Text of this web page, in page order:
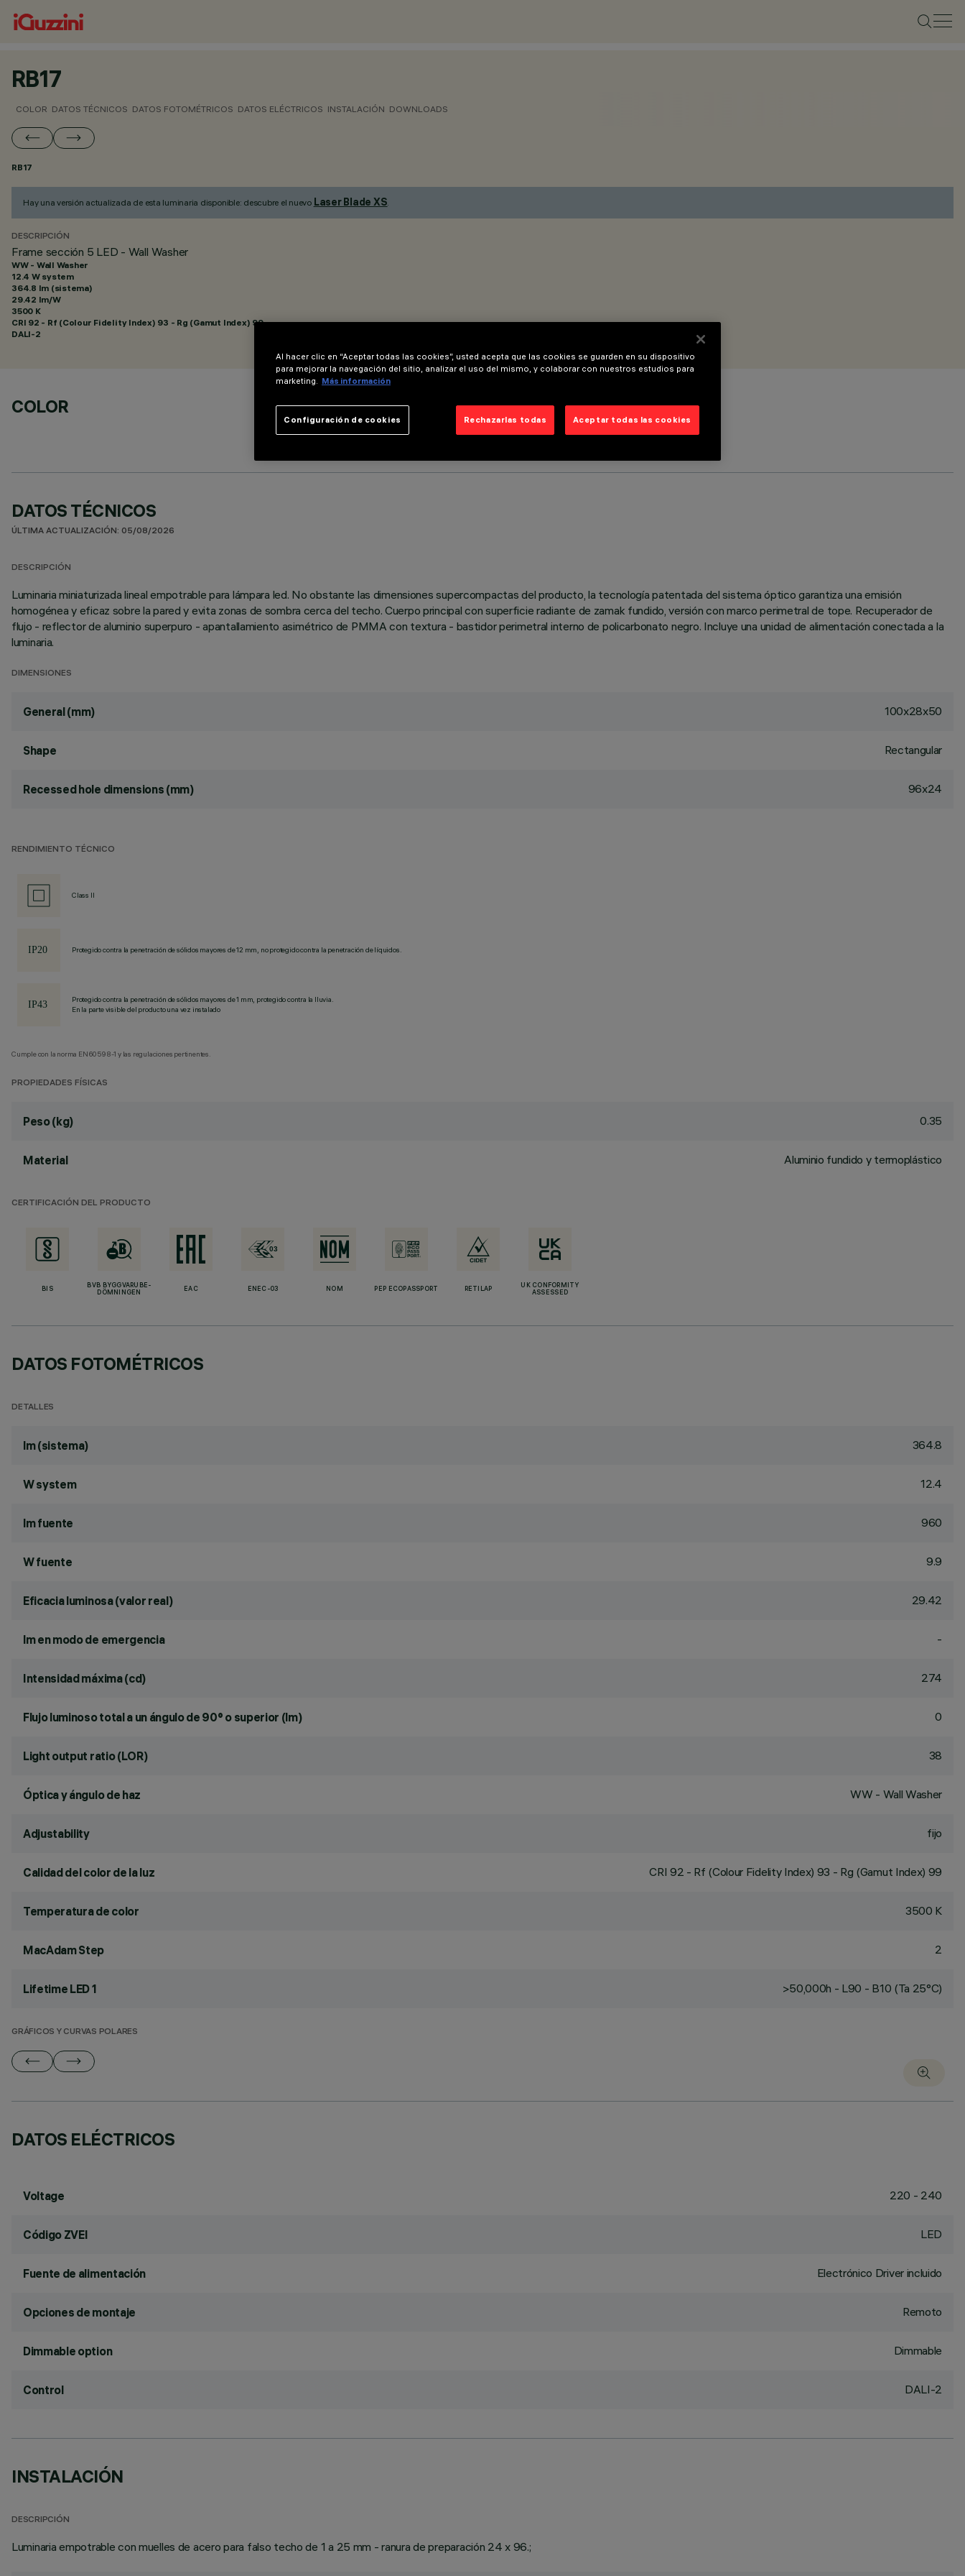
RB17
COLOR DATOS TÉCNICOS DATOS FOTOMÉTRICOS DATOS ELÉCTRICOS INSTALACIÓN DOWNLOADS
RB17
Hay una versión actualizada de esta luminaria disponible: descubre el nuevo Laser Blade XS.
DESCRIPCIÓN
Frame sección 5 LED - Wall Washer
WW - Wall Washer
12.4 W system
364.8 lm (sistema)
29.42 lm/W
3500 K
CRI 92 - Rf (Colour Fidelity Index) 93 - Rg (Gamut Index) 99
DALI-2
COLOR
DATOS TÉCNICOS
ÚLTIMA ACTUALIZACIÓN: 05/08/2026
DESCRIPCIÓN
Luminaria miniaturizada lineal empotrable para lámpara led. No obstante las dimensiones supercompactas del producto, la tecnología patentada del sistema óptico garantiza una emisión
homogénea y eficaz sobre la pared y evita zonas de sombra cerca del techo. Cuerpo principal con superficie radiante de zamak fundido, versión con marco perimetral de tope. Recuperador de
flujo - reflector de aluminio superpuro - apantallamiento asimétrico de PMMA con textura - bastidor perimetral interno de policarbonato negro. Incluye una unidad de alimentación conectada a la
luminaria.
DIMENSIONES
General (mm) 100x28x50
Shape Rectangular
Recessed hole dimensions (mm) 96x24
RENDIMIENTO TÉCNICO
Class II
Protegido contra la penetración de sólidos mayores de 12 mm, no protegido contra la penetración de líquidos.
Protegido contra la penetración de sólidos mayores de 1 mm, protegido contra la lluvia.
En la parte visible del producto una vez instalado
Cumple con la norma EN60598-1 y las regulaciones pertinentes.
PROPIEDADES FÍSICAS
Peso (kg) 0.35
Material Aluminio fundido y termoplástico
CERTIFICACIÓN DEL PRODUCTO
BIS
BVB BYGGVARUBE-
DÖMNINGEN
EAC ENEC-03 NOM PEP ECOPASSPORT RETILAP
UK CONFORMITY
ASSESSED
DATOS FOTOMÉTRICOS
DETALLES
lm (sistema) 364.8
W system 12.4
lm fuente 960
W fuente 9.9
Eficacia luminosa (valor real) 29.42
lm en modo de emergencia -
Intensidad máxima (cd) 274
Flujo luminoso total a un ángulo de 90° o superior (lm) 0
Light output ratio (LOR) 38
Óptica y ángulo de haz WW - Wall Washer
Adjustability fijo
Calidad del color de la luz CRI 92 - Rf (Colour Fidelity Index) 93 - Rg (Gamut Index) 99
Temperatura de color 3500 K
MacAdam Step 2
Lifetime LED 1 >50,000h - L90 - B10 (Ta 25°C)
GRÁFICOS Y CURVAS POLARES
DATOS ELÉCTRICOS
Voltage 220 - 240
Código ZVEI LED
Fuente de alimentación Electrónico Driver incluido
Opciones de montaje Remoto
Dimmable option Dimmable
Control DALI-2
INSTALACIÓN
DESCRIPCIÓN
Luminaria empotrable con muelles de acero para falso techo de 1 a 25 mm - ranura de preparación 24 x 96.;
Al hacer clic en “Aceptar todas las cookies”, usted acepta que las cookies se guarden en su dispositivo
para mejorar la navegación del sitio, analizar el uso del mismo, y colaborar con nuestros estudios para
marketing. Más información
Rechazarlas todas Aceptar todas las cookies
Configuración de cookies